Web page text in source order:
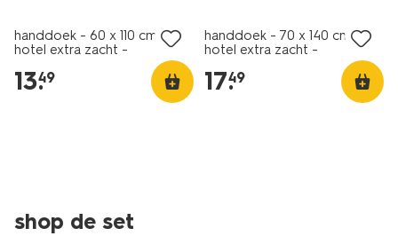
handdoek - 60 x 110 cm -
hotel extra zacht -
13.
49
handdoek - 70 x 140 cm -
hotel extra zacht -
17.
49
shop de set